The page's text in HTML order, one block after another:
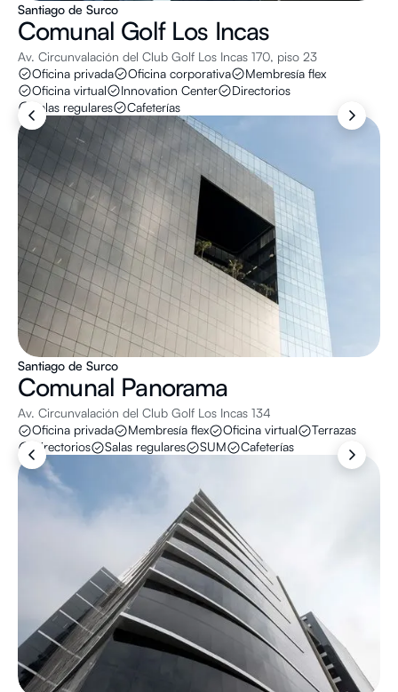
Santiago de Surco
Comunal Golf Los Incas
Av. Circunvalación del Club Golf Los Incas 170, piso 23
Oficina privada
Oficina corporativa
Membresía flex
Oficina virtual
Innovation Center
Directorios
Salas regulares
Cafeterías
Santiago de Surco
Comunal Panorama
Av. Circunvalación del Club Golf Los Incas 134
Oficina privada
Membresía flex Oficina virtual
Terrazas
Directorios
Salas regulares SUM Cafeterías